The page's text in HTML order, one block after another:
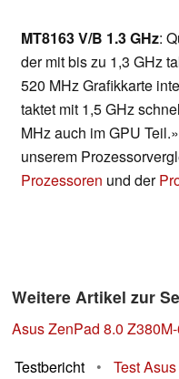
MT8163 V/B 1.3 GHz:
der mit bis zu 1,3 GHz
520 MHz Grafikkarte
taktet mit 1,5 GHz
MHz auch im GPU
unserem
Prozessoren und der
Weitere Artikel zur
Asus ZenPad 8.0
Testbericht
•
Test